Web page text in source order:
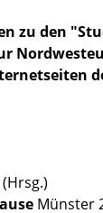
zu den
Münster